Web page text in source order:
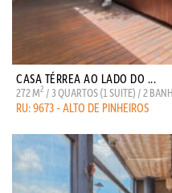
CASA TÉRREA AO LADO DO ...
272 M2 / 3 QUARTOS (1 SUITE) / 2
RU: 9673 - ALTO DE PINHEIROS